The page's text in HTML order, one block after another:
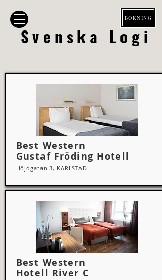
BOKNING
Svenska Logi
Best Western
Gustaf Fröding Hotell
Höjdgatan 3, KARLSTAD
Best Western
Hotell River C